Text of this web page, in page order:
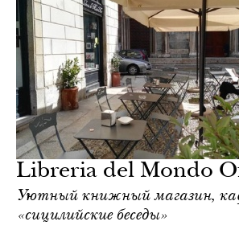
Libreria del Mondo
Уютный книжный магазин,
«сицилийские беседы»